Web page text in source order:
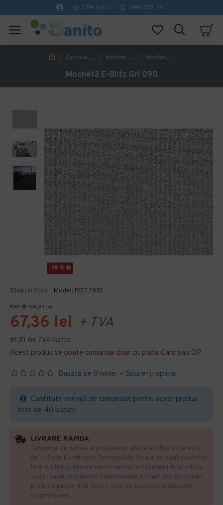
0314 100 110 0740 230 170
Covorase Profesionale Mochete Birou si Horeca Mochetă E-Blitz Gri 090
Mochetă E-Blitz Gri 090
-38 %
Stoc: În Stoc Model: PCF17951
Bazată pe 0 note. - Spune-ţi opinia
PRP 108,37 lei
67,36 lei + TVA
81,51 lei TVA inclus
Acest produs se poate comanda doar cu plata Card sau OP
Cantitate minimă de comandat pentru acest produs
este de 40 bucati
LIVRARE RAPIDA
Termenul de livrare al produselor aflate in stoc este este
de 1- 3 zile lucratoare. Termenul de livrare se poate extinde
la 4-5 zile lucratoare pentru anumite categorii de produse
sau in cazul produselor voluminoase. Livram gratuit pentru
produse peste 490 RON + TVA, cu exceptia produselor
voluminoase.